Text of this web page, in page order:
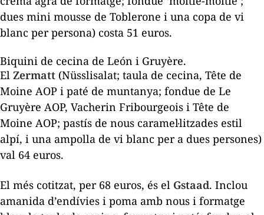
dues mini mousse de Toblerone i una copa de vi
blanc per persona) costa 51 euros.
Biquini de cecina de León i Gruyère.
El Zermatt (Nüsslisalat; taula de cecina, Tête de
Moine AOP i paté de muntanya; fondue de Le
Gruyère AOP, Vacherin Fribourgeois i Tête de
Moine AOP; pastís de nous caramel·litzades estil
alpí, i una ampolla de vi blanc per a dues persones)
val 64 euros.
El més cotitzat, per 68 euros, és el Gstaad. Inclou
amanida d’endívies i poma amb nous i formatge